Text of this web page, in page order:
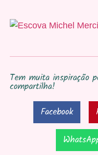
Tem muita inspiração
compartilha!
Facebook